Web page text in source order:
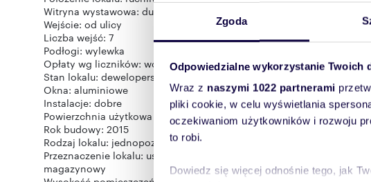
Zgoda
Odpowiedzialne wykorzystanie Twoich
Wraz z naszymi 1022 partnerami
pliki cookie, w celu wyświetlania
oczekiwaniom użytkowników i rozwoju
to robi.
Dowiedz się więcej odnośnie tego, jak
Witryna wystawowa: duża
Wejście: od ulicy
Liczba wejść: 7
Podłogi: wylewka
Opłaty wg liczników: woda, prąd
Stan lokalu: deweloperski
Okna: aluminiowe
Instalacje: dobre
Powierzchnia użytkowa [m2]: 343
Rok budowy: 2015
Rodzaj lokalu: jednopoziomowy
Przeznaczenie lokalu: usługowy, magazynowy, inny, handlowy,
magazynowy